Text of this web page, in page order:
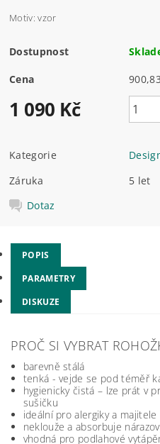
Motiv: vzor
Dostupnost
Cena
1 090 Kč
Kategorie
Záruka
5 let
Dotaz
POPIS
PARAMETRY
DISKUZE
PROČ SI VYBRAT
barevně stálá
tenká - vejde se pod téměř
hygienicky čistá – lze prát v
sušičku
ideální pro alergiky a
neklouže a absorbuje
vhodná pro podlahové